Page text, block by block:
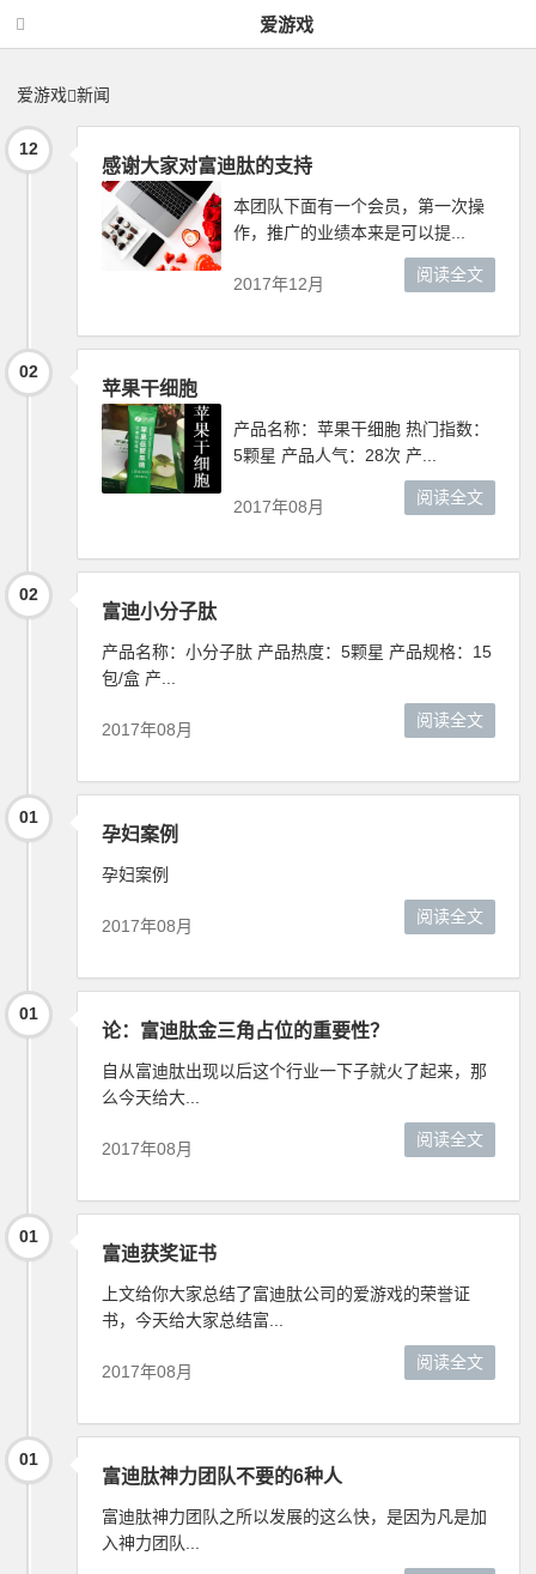
新闻 -爱游戏 爱游戏
爱游戏 新闻
12
感谢大家对富迪肽的支持
本团队下面有一个会员，第一次操
作，推广的业绩本来是可以提...
阅读全文
2017年12月
02
苹果干细胞
产品名称：苹果干细胞 热门指数：
5颗星 产品人气：28次 产...
阅读全文
2017年08月
02
富迪小分子肽
产品名称：小分子肽 产品热度：5颗星 产品规格：15
包/盒 产...
阅读全文
2017年08月
01
孕妇案例
孕妇案例
阅读全文
2017年08月
01
论：富迪肽金三角占位的重要性？
自从富迪肽出现以后这个行业一下子就火了起来，那
么今天给大...
阅读全文
2017年08月
01
富迪获奖证书
上文给你大家总结了富迪肽公司的爱游戏的荣誉证
书，今天给大家总结富...
阅读全文
2017年08月
01
富迪肽神力团队不要的6种人
富迪肽神力团队之所以发展的这么快，是因为凡是加
入神力团队...